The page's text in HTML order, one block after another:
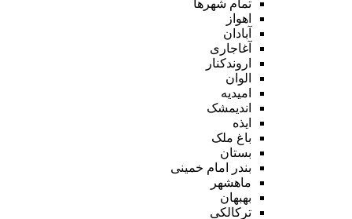
تمام شهر‌ها
اهواز
آبادان
آغاجاری
اروندکنار
الوان
امیدیه
اندیمشک
ایذه
باغ ملک
بستان
بندر امام خمینی
ماهشهر
بهبهان
ترکالکی